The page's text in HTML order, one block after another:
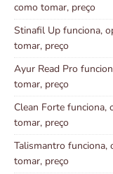
como tomar, preço
Stinafil Up funciona,
tomar, preço
Ayur Read Pro
tomar, preço
Clean Forte funciona,
tomar, preço
Talismantro funciona,
tomar, preço